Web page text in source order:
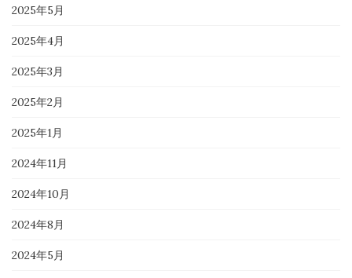
2025年5月
2025年4月
2025年3月
2025年2月
2025年1月
2024年11月
2024年10月
2024年8月
2024年5月